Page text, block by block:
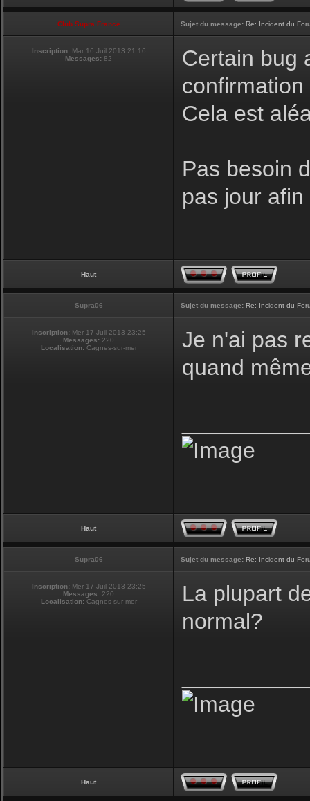
Club Supra France Sujet du message: Re: Incident du
Inscription: Mar 16 Juil 2013 21:16
Messages: 82
Certain bug
Cela est
Pas besoin
pas jour
Haut
Supra06 Sujet du message: Re: Incident du
Inscription: Mer 17 Juil 2013 23:25
Messages: 220
Localisation:Cagnes-sur-mer
Je n'ai pas
quand
Haut
Supra06 Sujet du message: Re: Incident du
Inscription: Mer 17 Juil 2013 23:25
Messages: 220
Localisation:Cagnes-sur-mer
La plupart
normal?
Haut